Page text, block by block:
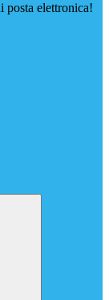
posta elettronica!